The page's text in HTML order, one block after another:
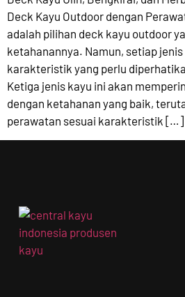
Deck Kayu Outdoor dengan
adalah pilihan deck kayu outdoor
ketahanannya. Namun, setiap
karakteristik yang perlu
Ketiga jenis kayu ini akan
dengan ketahanan yang baik,
perawatan sesuai karakteristik […]